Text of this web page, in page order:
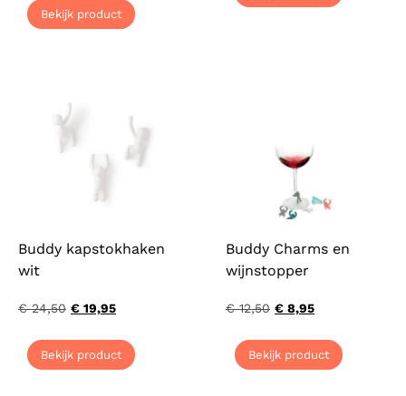
Bekijk product
Buddy kapstokhaken
wit
€24,50 € 19,95
Bekijk product
Buddy Charms en
wijnstopper
€12,50 € 8,95
Bekijk product